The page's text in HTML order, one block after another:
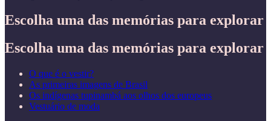
Escolha uma das memórias para explorar
Escolha uma das memórias para explorar
O que é o vestir?
As primeiras imagens de Brasil
Os indígenas tupinambá aos olhos dos europeus
Vestuário de moda